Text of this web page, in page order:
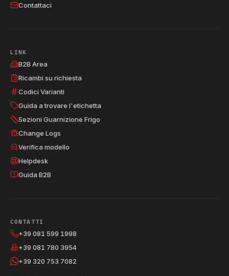
Contattaci
LINK
B2B Area
Ricambi su richiesta
Codici Varianti
Guida a trovare l'etichetta
Sezioni Guarnizione Frigo
Change Logs
Verifica modello
Helpdesk
Guida B2B
CONTATTI
+39 081 599 1998
+39 081 780 3954
+39 320 753 7082